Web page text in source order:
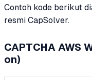
Contoh kode berikut
resmi CapSolver.
CAPTCHA AWS
on)